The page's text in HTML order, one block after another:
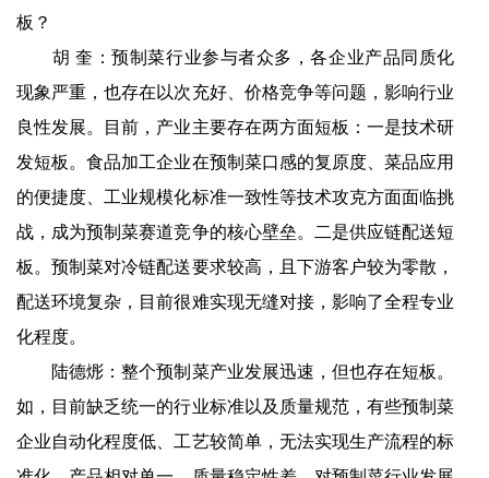
板？
胡 奎：预制菜行业参与者众多，各企业产品同质化
现象严重，也存在以次充好、价格竞争等问题，影响行业
良性发展。目前，产业主要存在两方面短板：一是技术研
发短板。食品加工企业在预制菜口感的复原度、菜品应用
的便捷度、工业规模化标准一致性等技术攻克方面面临挑
战，成为预制菜赛道竞争的核心壁垒。二是供应链配送短
板。预制菜对冷链配送要求较高，且下游客户较为零散，
配送环境复杂，目前很难实现无缝对接，影响了全程专业
化程度。
陆德烿：整个预制菜产业发展迅速，但也存在短板。
如，目前缺乏统一的行业标准以及质量规范，有些预制菜
企业自动化程度低、工艺较简单，无法实现生产流程的标